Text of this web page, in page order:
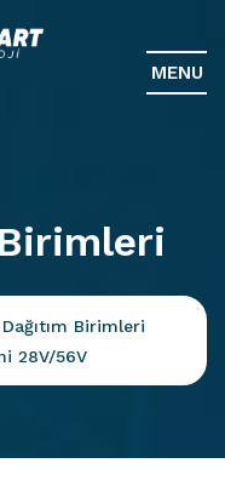
MENU
Birimleri
Birimleri
28V/56V